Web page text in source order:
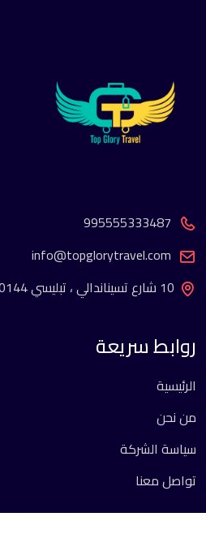
995555333487
info@topglorytravel.com
10 شارع تسيناندالي ، تبليسي 0144 ، جورجيا
روابط سريعة
الرئيسية
من نحن
سياسة الشركة
تواصل معنا